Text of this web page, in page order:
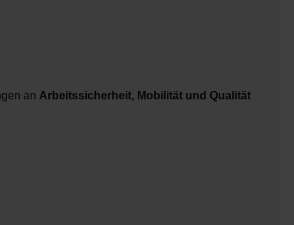
an Arbeitssicherheit, Mobilität und Qualität